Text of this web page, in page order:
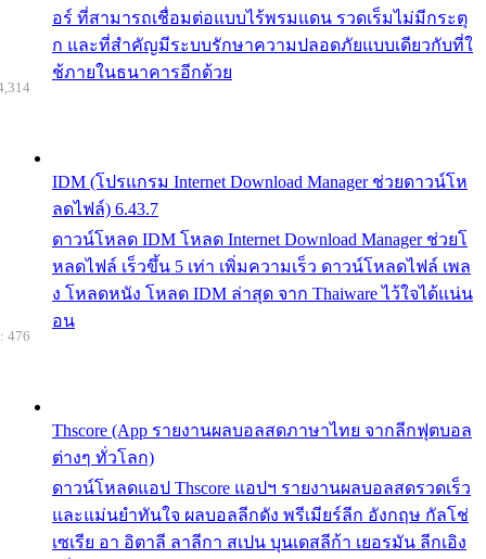
อร์ ที่สามารถเชื่อมต่อแบบไร้พรมแดน รวดเร็มไม่มีกระตุ
ก และที่สำคัญมีระบบรักษาความปลอดภัยแบบเดียวกับที่ใ
ช้ภายในธนาคารอีกด้วย
IDM (โปรแกรม Internet Download Manager ช่วยดาวน์โห
ลดไฟล์) 6.43.7
ดาวน์โหลด IDM โหลด Internet Download Manager ช่วยโ
หลดไฟล์ เร็วขึ้น 5 เท่า เพิ่มความเร็ว ดาวน์โหลดไฟล์ เพล
ง โหลดหนัง โหลด IDM ล่าสุด จาก Thaiware ไว้ใจได้แน่น
อน
Thscore (App รายงานผลบอลสดภาษาไทย จากลีกฟุตบอล
ต่างๆ ทั่วโลก)
ดาวน์โหลดแอป Thscore แอปฯ รายงานผลบอลสดรวดเร็ว
และแม่นยำทันใจ ผลบอลลีกดัง พรีเมียร์ลีก อังกฤษ กัลโช่
เซเรีย อา อิตาลี ลาลีกา สเปน บุนเดสลีก้า เยอรมัน ลีกเอิง
476